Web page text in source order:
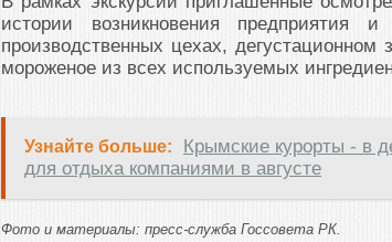
истории возникновения предприятия
производственных цехах, дегустационном
мороженое из всех используемых
Узнайте больше:
Крымские курорты - в
для отдыха компаниями в августе
Фото и материалы: пресс-служба Госсовета РК.